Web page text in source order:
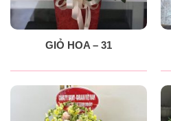
GIỎ HOA – 31